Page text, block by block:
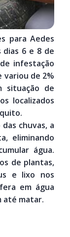
para Aedes
dias 6 e 8 de
infestação
variou de 2%
situação de
localizados
chuvas, a
eliminando
água.
de plantas,
e lixo nos
em água
até matar.